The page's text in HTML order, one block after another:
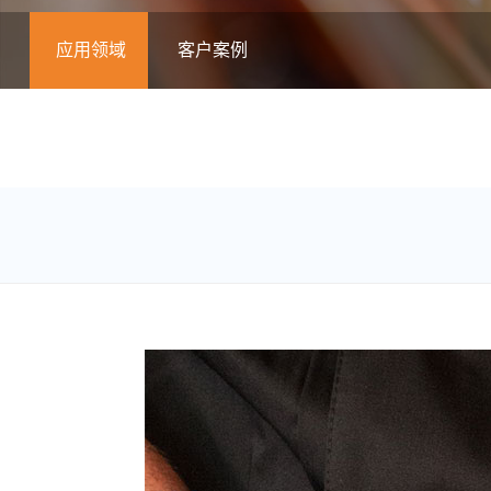
应用领域 客户案例